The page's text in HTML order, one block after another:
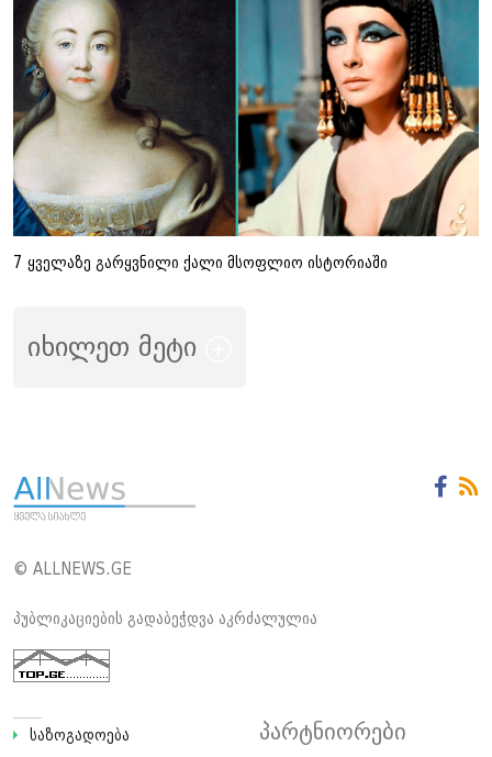
7 ყველაზე გარყვნილი ქალი მსოფლიო ისტორიაში
იხილეთ მეტი
© ALLNEWS.GE
პუბლიკაციების გადაბეჭდვა აკრძალულია
საზოგადოება პარტნიორები